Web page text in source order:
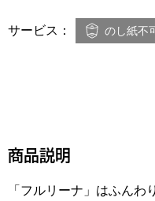
サービス： のし紙不
商品説明
「フルリーナ」はふん